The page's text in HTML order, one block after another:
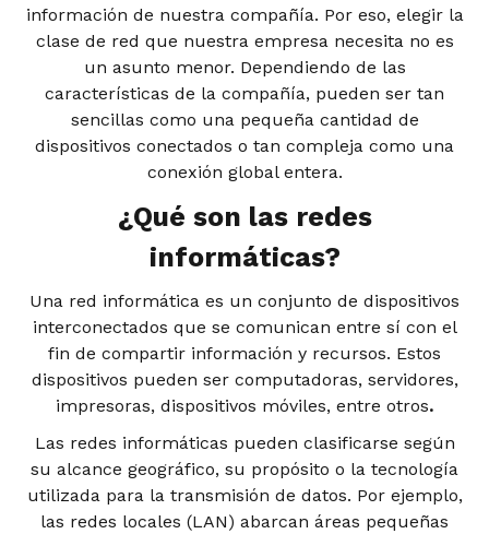
información de nuestra compañía. Por eso, elegir la
clase de red que nuestra empresa necesita no es
un asunto menor. Dependiendo de las
características de la compañía, pueden ser tan
sencillas como una pequeña cantidad de
dispositivos conectados o tan compleja como una
conexión global entera.
¿Qué son las redes
informáticas?
Una red informática es un conjunto de dispositivos
interconectados que se comunican entre sí con el
fin de compartir información y recursos. Estos
dispositivos pueden ser computadoras, servidores,
impresoras, dispositivos móviles, entre otros.
Las redes informáticas pueden clasificarse según
su alcance geográfico, su propósito o la tecnología
utilizada para la transmisión de datos. Por ejemplo,
las redes locales (LAN) abarcan áreas pequeñas